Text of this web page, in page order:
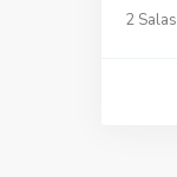
2 Salas